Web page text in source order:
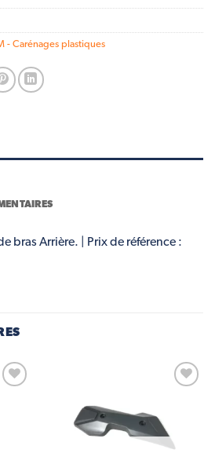
- Carénages plastiques
bras Arrière. | Prix de référence :